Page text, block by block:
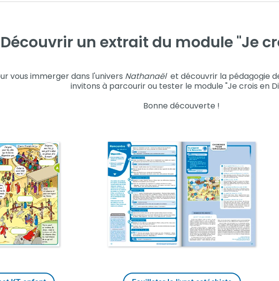
Découvrir un extrait du module "Je
vous immerger dans l'univers Nathanaël et découvrir la pédagogie
invitons à parcourir ou tester le module "Je crois en
Bonne découverte !